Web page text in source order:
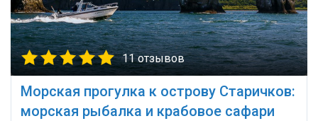
11 отзывов
Морская прогулка к острову Старичков:
морская рыбалка и крабовое сафари